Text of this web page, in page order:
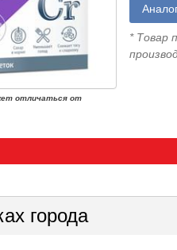
отличаться от
* Товар
города